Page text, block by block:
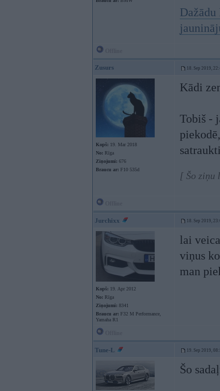
Zusurs 18. Sep 2019,
Kopš: 19. Mar 2018
No: Rīga
Ziņojumi: 676
Braucu ar: F10 535d
Kādi
Tobiš -
[ Šo ziņu
Jurchixx 18. Sep 2019,
Kopš: 19. Apr 2012
No: Rīga
Ziņojumi: 8341
Braucu ar: F32 M Performance,
Yamaha R1
lai
viņus
man
Tune-L 19. Sep 2019,
Šo